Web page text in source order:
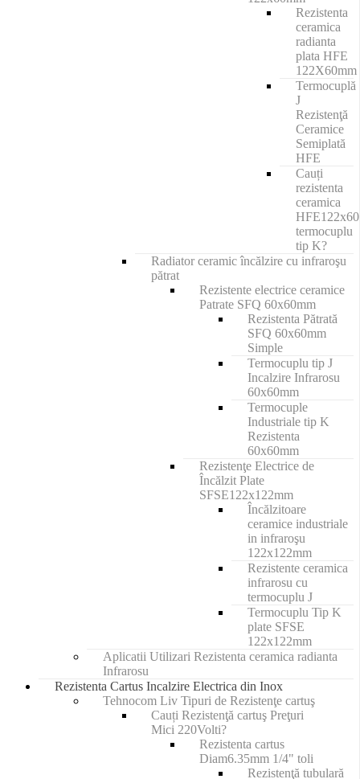
Rezistenta
ceramica
radianta
plata HFE
122X60mm
Termocuplă
J
Rezistenţă
Ceramice
Semiplată
HFE
Cauți
rezistenta
ceramica
termocuplu
tip K?
Radiator ceramic încălzire cu infraroşu
pătrat
Rezistente electrice ceramice
Patrate SFQ 60x60mm
Rezistenta Pătrată
SFQ 60x60mm
Simple
Termocuplu tip J
Incalzire Infrarosu
60x60mm
Termocuple
Industriale tip K
Rezistenta
60x60mm
Rezistenţe Electrice de
Încălzit Plate
SFSE122x122mm
Încălzitoare
ceramice industriale
in infraroşu
122x122mm
Rezistente ceramica
infrarosu cu
termocuplu J
Termocuplu Tip K
plate SFSE
122x122mm
Aplicatii Utilizari Rezistenta ceramica radianta
Infrarosu
Rezistenta Cartus Incalzire Electrica din Inox
Tehnocom Liv Tipuri de Rezistenţe cartuş
Cauți Rezistenţă cartuş Preţuri
Mici 220Volti?
Rezistenta cartus
Diam6.35mm 1/4" toli
Rezistenţă tubulară